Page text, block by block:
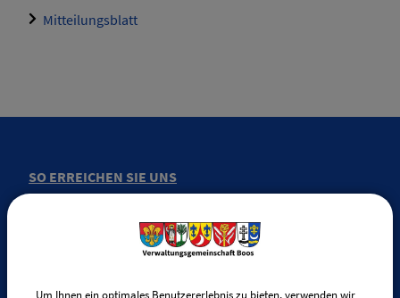
Mitteilungsblatt
SO ERREICHEN SIE UNS
Verwaltungsgemeinschaft Boos
Um Ihnen ein optimales Benutzererlebnis zu bieten, verwenden wir